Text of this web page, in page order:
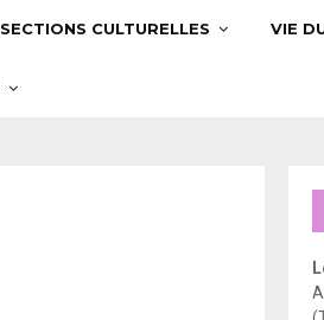
SECTIONS CULTURELLES VIE